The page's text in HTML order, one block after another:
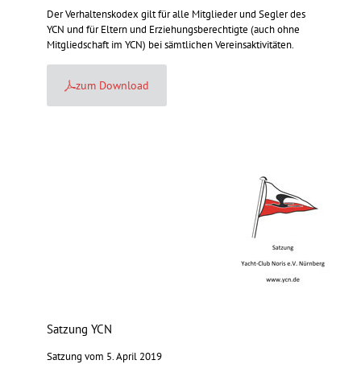
Der Verhaltenskodex gilt für alle Mitglieder und Segler des
YCN und für Eltern und Erziehungsberechtigte (auch ohne
Mitgliedschaft im YCN) bei sämtlichen Vereinsaktivitäten.
zum Download
Satzung YCN
Satzung vom 5. April 2019